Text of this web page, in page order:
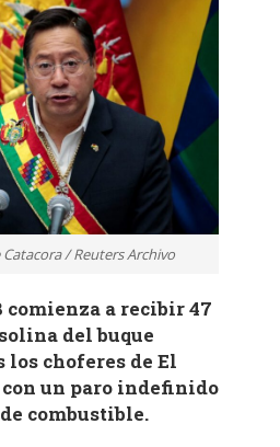
/ Reuters Archivo
comienza a recibir 47
del buque
choferes de El
un paro indefinido
combustible.